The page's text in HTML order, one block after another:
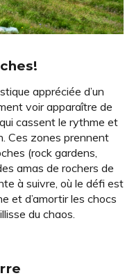
appréciée d’un
voir apparaître de
cassent le rythme et
Ces zones prennent
(rock gardens,
amas de rochers de
à suivre, où le défi est
et d’amortir les chocs
du chaos.